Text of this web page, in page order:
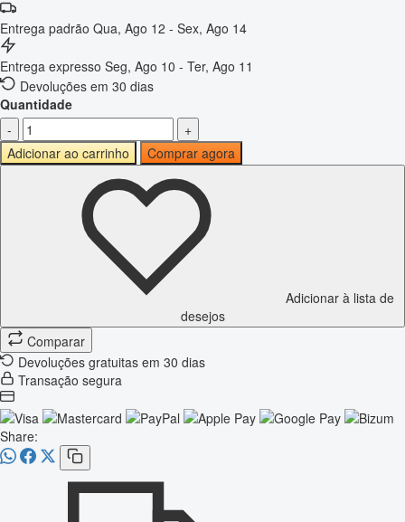
Entrega padrão Qua, Ago 12 - Sex, Ago 14
Entrega expresso Seg, Ago 10 - Ter, Ago 11
Devoluções em 30 dias
Quantidade
-
+
Adicionar ao carrinho
Comprar agora
Adicionar à lista de
desejos
Comparar
Devoluções gratuitas em 30 dias
Transação segura
Share: